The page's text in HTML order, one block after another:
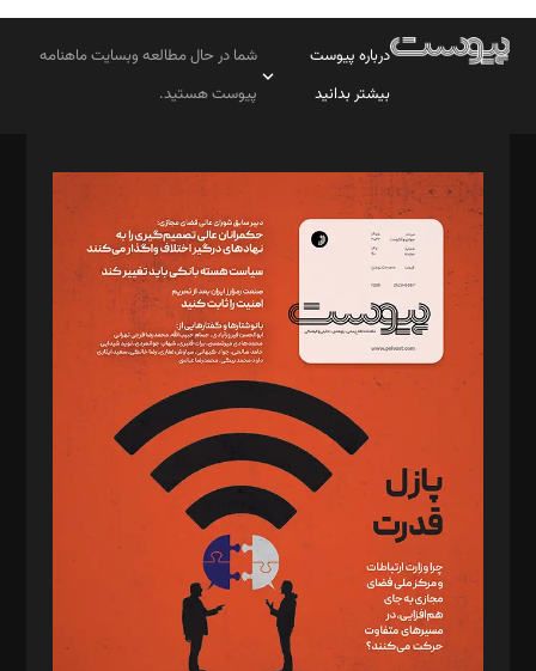
درباره پیوست
بیشتر بدانید
شما در حال مطالعه وبسایت ماهنامه
پیوست هستید.
مدیر مسئول: محمدباقر اثنی‌عشری
سردبیر: مهرک محمودی
دبیر تحریریه: میثم قاسمی
د‌بیر ناداستان: سمانه سمیع
د‌بیر خدمت و تجارت: ابوالفضل رجبی
د‌بیر حقوق فناوری: حسام‌الدین ایپکچی
د‌بیر پیوست جهان: مینا پاکدل
د‌بیر تحریریه آنلاین: بابک نقاش
تحریریه‌: مجتبی محمود‌ی، آرش برهمند، یسنا امان‌پور، سروش کرمیان،
مصطفی مسجدی آرانی، ابوالفضل رجبی، زهرا فکرانه، فائزه فتحی
رستمی،مصطفی باستان
ویرایش: نگار استاد‌‌آقا
طراح یونیفرم: مجید توکلی
فیلمبرداری و عکاسی: امیر شفیعی، مانی لطفی زاده
گرافیک و صفحه‌آرایی: سید‌سبحان‌علی ثابت